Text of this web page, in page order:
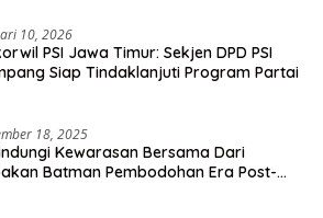
10, 2026
PSI Jawa Timur: Sekjen DPD PSI
Siap Tindaklanjuti Program Partai
18, 2025
Kewarasan Bersama Dari
Batman Pembodohan Era Post-